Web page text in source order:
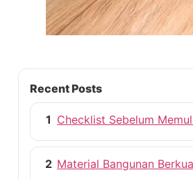
Recent Posts
1 Checklist Sebelum
2 Material Bangunan